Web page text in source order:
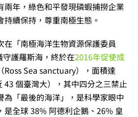
兩年，綠色和平發現磷蝦捕撈企業
續保持，尊重南極生態。
在「南極海洋生物資源保護委員
守護羅斯海，終於在2016年促使成
（Ross Sea sanctuary），面積達
43 個臺灣大），其中四分之三禁止
為「最後的海洋」，是科學家眼中
是全球 38% 阿德利企鵝、26% 皇